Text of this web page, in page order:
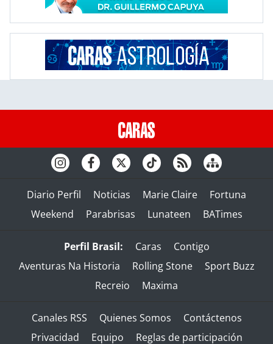
Diario Perfil Noticias Marie Claire
Fortuna
Weekend
Parabrisas Lunateen BATimes
Perfil Brasil: Caras
Contigo
Aventuras Na Historia
Rolling Stone
Sport Buzz
Recreio
Maxima
Canales RSS Quienes Somos
Contáctenos
Privacidad
Equipo Reglas de participación